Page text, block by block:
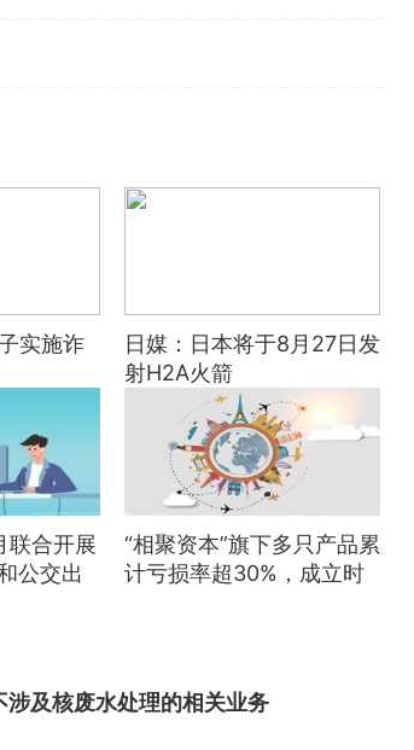
实施诈
日媒：日本将于8月27日发
射H2A火箭
联合开展
公交出
“相聚资本”旗下多只产品累
计亏损率超30%，成立时
及核废水处理的相关业务